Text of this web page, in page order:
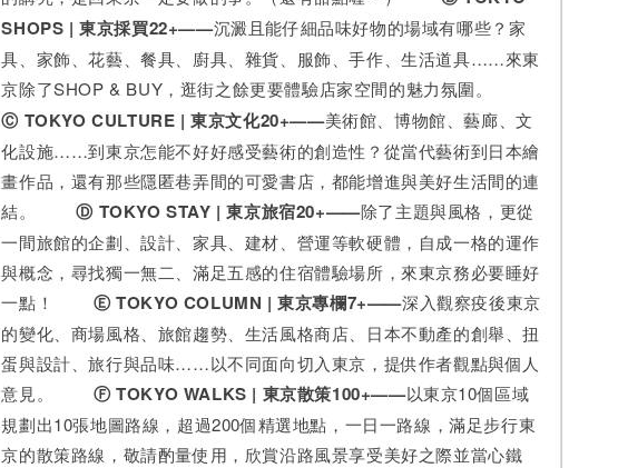
SHOPS | 東京採買22+——沉澱且能仔細品味好物的場域有哪些？家
具、家飾、花藝、餐具、廚具、雜貨、服飾、手作、生活道具……來東
京除了SHOP & BUY，逛街之餘更要體驗店家空間的魅力氛圍。
Ⓒ TOKYO CULTURE | 東京文化20+——美術館、博物館、藝廊、文
化設施……到東京怎能不好好感受藝術的創造性？從當代藝術到日本繪
畫作品，還有那些隱匿巷弄間的可愛書店，都能增進與美好生活間的連
結。
Ⓓ TOKYO STAY | 東京旅宿20+——除了主題與風格，更從
一間旅館的企劃、設計、家具、建材、營運等軟硬體，自成一格的運作
與概念，尋找獨一無二、滿足五感的住宿體驗場所，來東京務必要睡好
一點！
Ⓔ TOKYO COLUMN | 東京專欄7+——深入觀察疫後東京
的變化、商場風格、旅館趨勢、生活風格商店、日本不動產的創舉、扭
蛋與設計、旅行與品味……以不同面向切入東京，提供作者觀點與個人
意見。
Ⓕ TOKYO WALKS | 東京散策100+——以東京10個區域
規劃出10張地圖路線，超過200個精選地點，一日一路線，滿足步行東
京的散策路線，敬請酌量使用，欣賞沿路風景享受美好之際並當心鐵